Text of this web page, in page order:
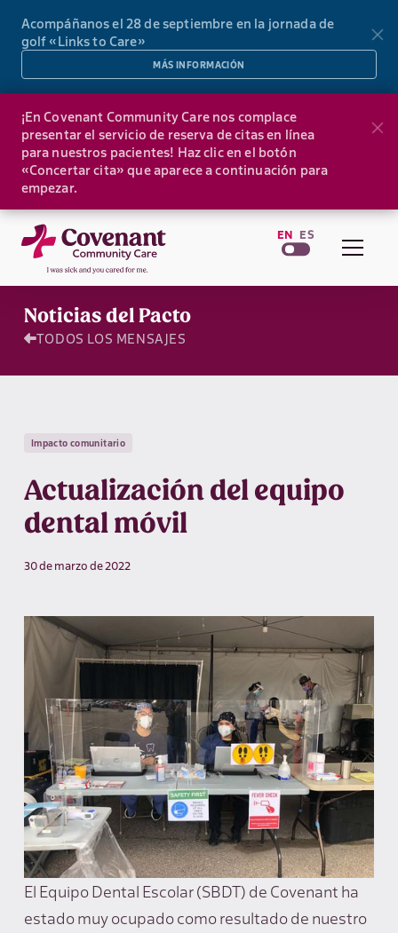
Acompáñanos el 28 de septiembre en la jornada de
golf «Links to Care»
MÁS INFORMACIÓN
¡En Covenant Community Care nos complace
presentar el servicio de reserva de citas en línea
para nuestros pacientes! Haz clic en el botón
«Concertar cita» que aparece a continuación para
empezar.
EN ES
Noticias del Pacto
TODOS LOS MENSAJES
Impacto comunitario
Actualización del equipo
dental móvil
30 de marzo de 2022
El Equipo Dental Escolar (SBDT) de Covenant ha
estado muy ocupado como resultado de nuestro